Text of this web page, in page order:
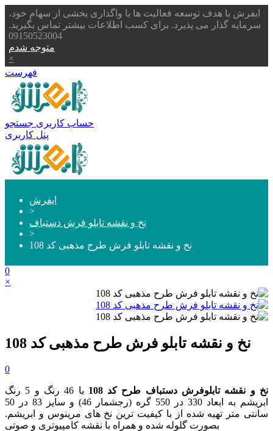
ایفرش با هدف توسعه فعالیت ها یا واگذاری بخشی از سهام خود،
سرمایه گذار می پذیرد. برای کسب اطلاعات بیشتر تماس بگیرید.
09150523004
متوجه شدم
×
فهرست
حساب کاربری جستجو
پنل کاربری
ایفرش
>
نخ و نقشه تابلو فرش دستباف
>
نخ و نقشه تابلو فرش طرح مذهبی کد 108
0
×
نخ و نقشه تابلو فرش طرح مذهبی کد 108
0
نخ و نقشه تابلوفرش دستباف طرح کد 108
با 46 رنگ و 5 رنگ
ابریشم به ابعاد 330 در 550 گره (رجشمار 46) و سایز 83 در 50
سانتی متر تهیه شده از با کیفیت ترین نخ های مرینوس و ابریشم.
بصورت گلوله شده و همراه با نقشه کامپیوتری و صوتی